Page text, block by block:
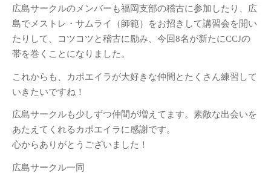
広島サークルのメンバーも福岡支部の稽古に参加したり、広
島でメストレ・サムライ（師範）をお招きして講習会を開い
たりして、コツコツと稽古に励み、今回8名が新たにCCJの
帯を巻くことになりました。
これからも、カポエイラが大好きな仲間とたくさん練習して
いきたいですね！
広島サークルも少しずつ仲間が増えてます。素敵な出会いを
あたえてくれるカポエイラに感謝です。
心からありがとうございました！
広島サークル一同